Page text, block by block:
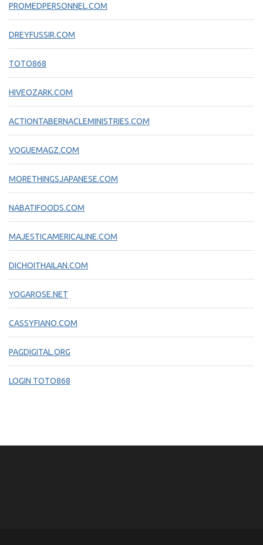
PROMEDPERSONNEL.COM
DREYFUSSIR.COM
TOTO868
HIVEOZARK.COM
ACTIONTABERNACLEMINISTRIES.COM
VOGUEMAGZ.COM
MORETHINGSJAPANESE.COM
NABATIFOODS.COM
MAJESTICAMERICALINE.COM
DICHOITHAILAN.COM
YOGAROSE.NET
CASSYFIANO.COM
PAGDIGITAL.ORG
LOGIN TOTO868